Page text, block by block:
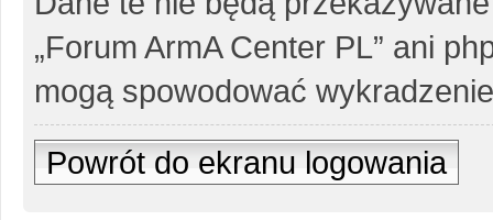
„Forum ArmA Center PL” ani
mogą spowodować
Powrót do ekranu logowania